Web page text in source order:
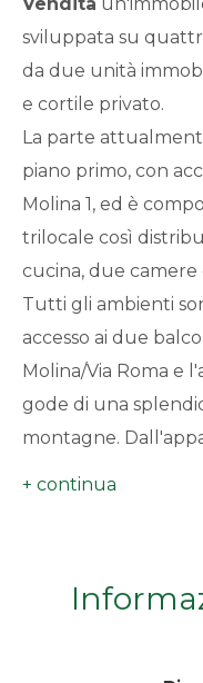
sviluppata su
da due unità
e cortile privato.
La parte
piano primo, con
Molina 1, ed è
trilocale così
cucina, due
Tutti gli ambienti
accesso ai due
Molina/Via Roma e
gode di una
montagne.
accedere al
cambio di
5
5+
Bagni
minimi
Qualsiasi
1
2